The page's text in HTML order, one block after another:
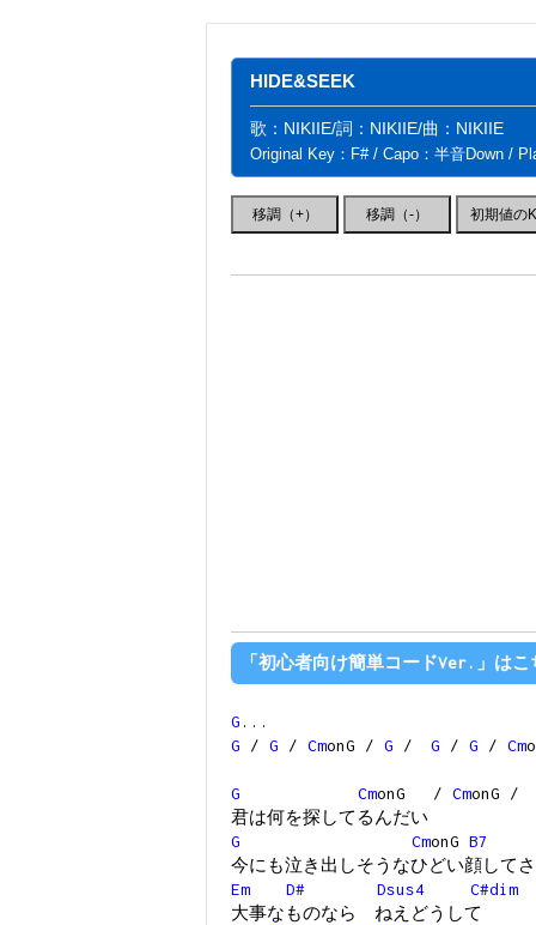
HIDE&SEEK
歌：NIKIIE/詞：NIKIIE/曲：NIKIIE
Original Key：F# / Capo：半音Down /
「初心者向け簡単コードVer.」はこ
G ...
G / G / CmonG / G / G / G / Cm
G CmonG / CmonG /
君は何を探してるんだい
G
CmonG B7
今にも泣き出しそうなひどい顔してさ
Em
D# Dsus4
C#dim
大事なものなら ねえどうして